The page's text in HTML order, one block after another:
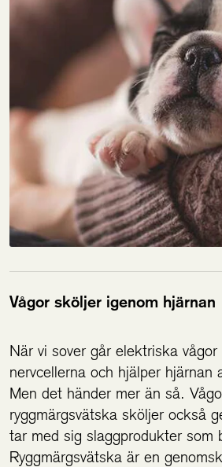
Vågor sköljer igenom hjärnan
När vi sover går elektriska vågor
nervcellerna och hjälper hjärnan
Men det händer mer än så.
ryggmärgsvätska sköljer också
tar med sig slaggprodukter som
Ryggmärgsvätska är en